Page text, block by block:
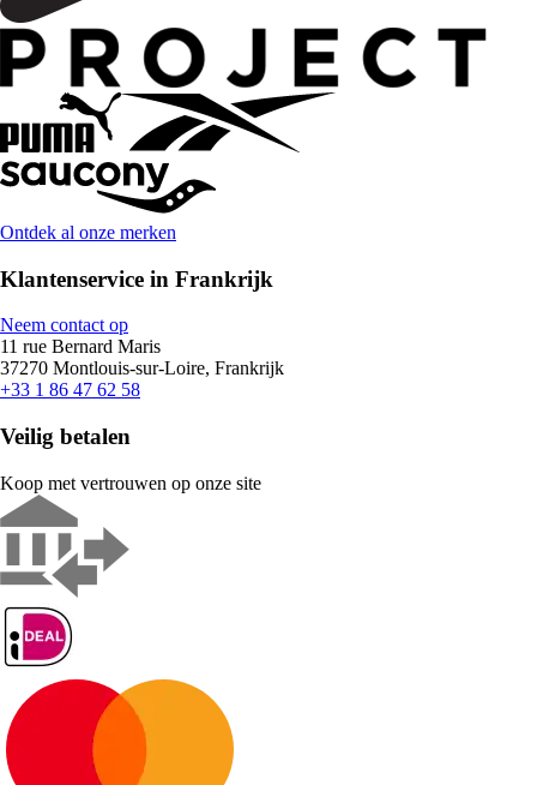
Ontdek al onze merken
Klantenservice in Frankrijk
Neem contact op
11 rue Bernard Maris
37270 Montlouis-sur-Loire, Frankrijk
+33 1 86 47 62 58
Veilig betalen
Koop met vertrouwen op onze site